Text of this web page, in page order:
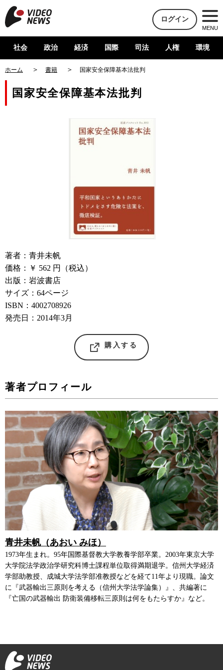
ログイン
MENU
社会 政治 経済 国際 司法 人権 環境
ホーム 書籍 国家安全保障基本法批判
国家安全保障基本法批判
著者：青井未帆
価格：￥ 562 円（税込）
出版：岩波書店
サイズ：64ページ
ISBN：4002708926
発売日：2014年3月
購入する
著者プロフィール
青井未帆（あおい みほ）
1973年生まれ。95年国際基督教大学教養学部卒業。2003年東京大学
大学院法学政治学研究科博士課程単位取得満期退学。信州大学経済
学部助教授、成城大学法学部准教授などを経て11年より現職。論文
に『武器輸出三原則を考える（信州大学法学論集）』、共編著に
『亡国の武器輸出 防衛装備移転三原則は何をもたらすか』など。